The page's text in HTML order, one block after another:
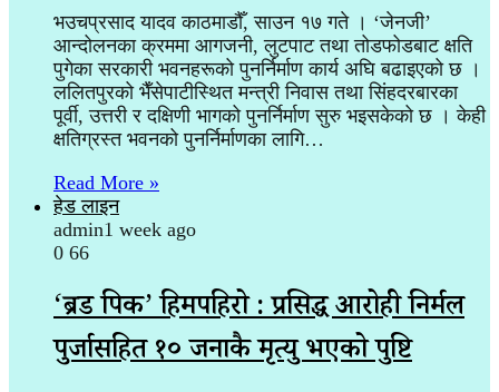
भउचप्रसाद यादव काठमाडौँ, साउन १७ गते । ‘जेनजी’
आन्दोलनका क्रममा आगजनी, लुटपाट तथा तोडफोडबाट क्षति
पुगेका सरकारी भवनहरूको पुनर्निर्माण कार्य अघि बढाइएको छ ।
ललितपुरको भैँसेपाटीस्थित मन्त्री निवास तथा सिंहदरबारका
पूर्वी, उत्तरी र दक्षिणी भागको पुनर्निर्माण सुरु भइसकेको छ । केही
क्षतिग्रस्त भवनको पुनर्निर्माणका लागि…
Read More »
हेड लाइन
admin1 week ago
0 66
‘ब्रड पिक’ हिमपहिरो : प्रसिद्ध आरोही निर्मल
पुर्जासहित १० जनाकै मृत्यु भएको पुष्टि